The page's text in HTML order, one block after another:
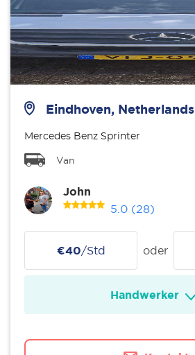
Eindhoven, Netherlands
Mercedes Benz Sprinter
Van
John
5.0 (28)
€40/Std oder
Handwerker